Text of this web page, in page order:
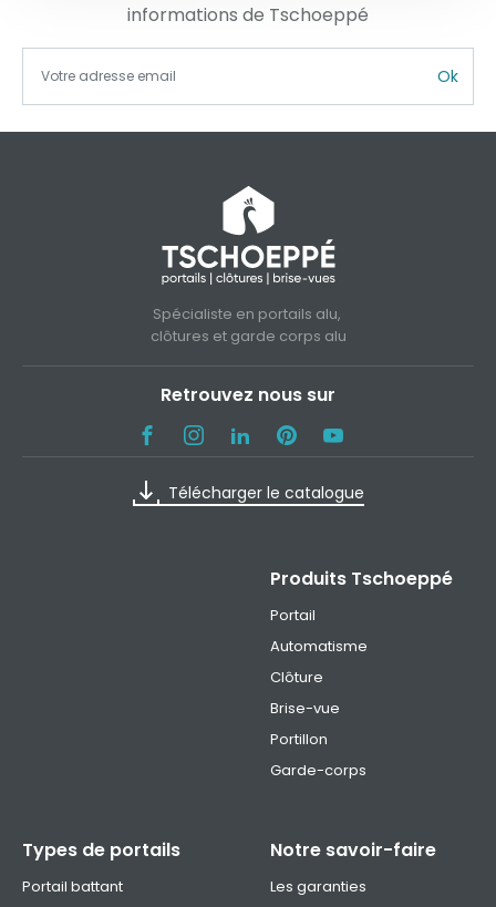
informations de Tschoeppé
Ok
Spécialiste en portails alu,
clôtures et garde corps alu
Retrouvez nous sur
Télécharger le catalogue
Produits Tschoeppé
Portail
Automatisme
Clôture
Brise-vue
Portillon
Garde-corps
Types de portails
Portail battant
Notre savoir-faire
Les garanties